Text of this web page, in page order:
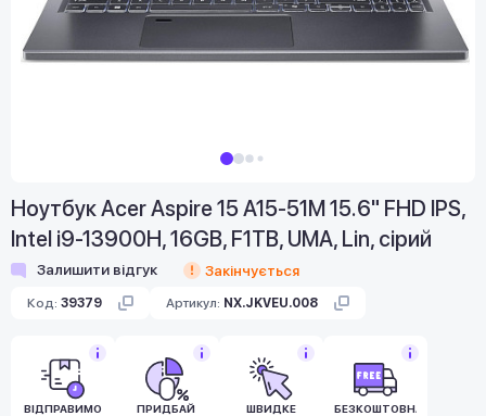
Ноутбук Acer Aspire 15 A15-51M 15.6" FHD IPS,
Intel i9-13900H, 16GB, F1TB, UMA, Lin, сірий
Залишити відгук Закінчується
Код: 39379 Артикул: NX.JKVEU.008
ВІДПРАВИМО
ПРИДБАЙ
ШВИДКЕ
БЕЗКОШТОВНА